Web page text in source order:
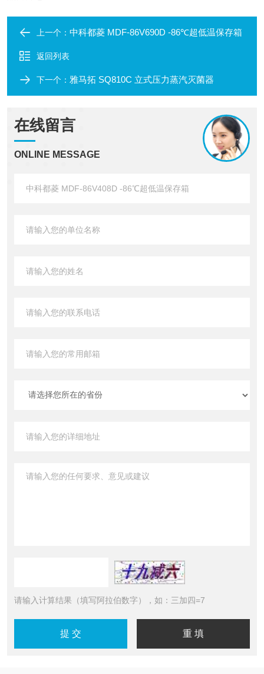
上一个： 中科都菱 MDF-86V690D -86℃超低温保存箱
返回列表
下一个： 雅马拓 SQ810C 立式压力蒸汽灭菌器
在线留言
ONLINE MESSAGE
请输入计算结果（填写阿拉伯数字），如：三加四=7